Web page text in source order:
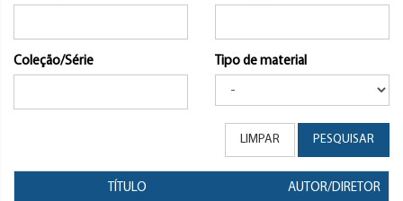
Coleção/Série Tipo de material
LIMPAR PESQUISAR
TÍTULO AUTOR/DIRETOR